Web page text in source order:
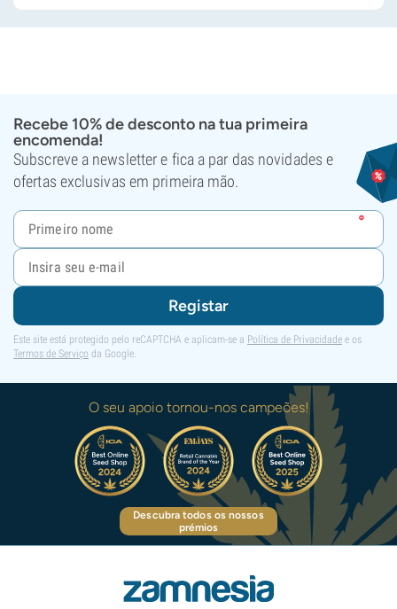
Recebe 10% de desconto na tua primeira
encomenda!
Subscreve a newsletter e fica a par das novidades e
ofertas exclusivas em primeira mão.
Registar
Este site está protegido pelo reCAPTCHA e aplicam-se a Política de Privacidade e os
Termos de Serviço da Google.
O seu apoio tornou-nos campeões!
Descubra todos os nossos
prémios